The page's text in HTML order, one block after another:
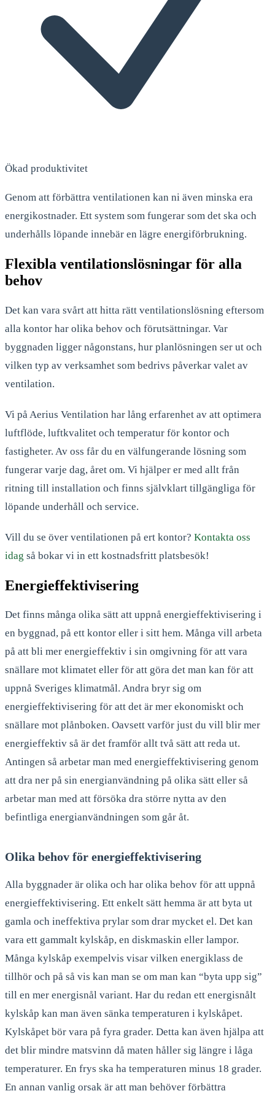
Ökad produktivitet
Genom att förbättra ventilationen kan ni även minska era
energikostnader. Ett system som fungerar som det ska och
underhålls löpande innebär en lägre energiförbrukning.
Flexibla ventilationslösningar för alla
behov
Det kan vara svårt att hitta rätt ventilationslösning eftersom
alla kontor har olika behov och förutsättningar. Var
byggnaden ligger någonstans, hur planlösningen ser ut och
vilken typ av verksamhet som bedrivs påverkar valet av
ventilation.
Vi på Aerius Ventilation har lång erfarenhet av att optimera
luftflöde, luftkvalitet och temperatur för kontor och
fastigheter. Av oss får du en välfungerande lösning som
fungerar varje dag, året om. Vi hjälper er med allt från
ritning till installation och finns självklart tillgängliga för
löpande underhåll och service.
Vill du se över ventilationen på ert kontor? Kontakta oss
idag så bokar vi in ett kostnadsfritt platsbesök!
Energieffektivisering
Det finns många olika sätt att uppnå energieffektivisering i
en byggnad, på ett kontor eller i sitt hem. Många vill arbeta
på att bli mer energieffektiv i sin omgivning för att vara
snällare mot klimatet eller för att göra det man kan för att
uppnå Sveriges klimatmål. Andra bryr sig om
energieffektivisering för att det är mer ekonomiskt och
snällare mot plånboken. Oavsett varför just du vill blir mer
energieffektiv så är det framför allt två sätt att reda ut.
Antingen så arbetar man med energieffektivisering genom
att dra ner på sin energianvändning på olika sätt eller så
arbetar man med att försöka dra större nytta av den
befintliga energianvändningen som går åt.
Olika behov för energieffektivisering
Alla byggnader är olika och har olika behov för att uppnå
energieffektivisering. Ett enkelt sätt hemma är att byta ut
gamla och ineffektiva prylar som drar mycket el. Det kan
vara ett gammalt kylskåp, en diskmaskin eller lampor.
Många kylskåp exempelvis visar vilken energiklass de
tillhör och på så vis kan man se om man kan “byta upp sig”
till en mer energisnål variant. Har du redan ett energisnålt
kylskåp kan man även sänka temperaturen i kylskåpet.
Kylskåpet bör vara på fyra grader. Detta kan även hjälpa att
det blir mindre matsvinn då maten håller sig längre i låga
temperaturer. En frys ska ha temperaturen minus 18 grader.
En annan vanlig orsak är att man behöver förbättra